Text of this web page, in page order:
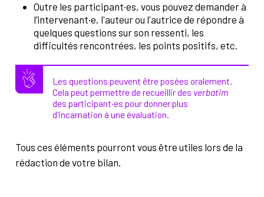
Outre les participant·es, vous pouvez demander à
l’intervenant·e, l'auteur ou l'autrice de répondre à
quelques questions sur son ressenti, les
difficultés rencontrées, les points positifs, etc.
Les questions peuvent être posées oralement.
Cela peut permettre de recueillir des verbatim
des participant·es pour donner plus
d'incarnation à une évaluation.
Tous ces éléments pourront vous être utiles lors de la
rédaction de votre bilan.